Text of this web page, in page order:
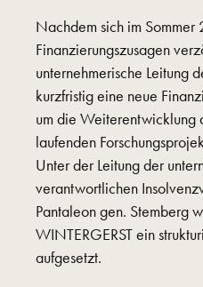
Nachdem sich im
Finanzierungszusagen
unternehmerische Leitung
kurzfristig eine neue
um die Weiterentwicklung
laufenden
Unter der Leitung der
verantwortlichen
Pantaleon gen. Stemberg
WINTERGERST ein
aufgesetzt.